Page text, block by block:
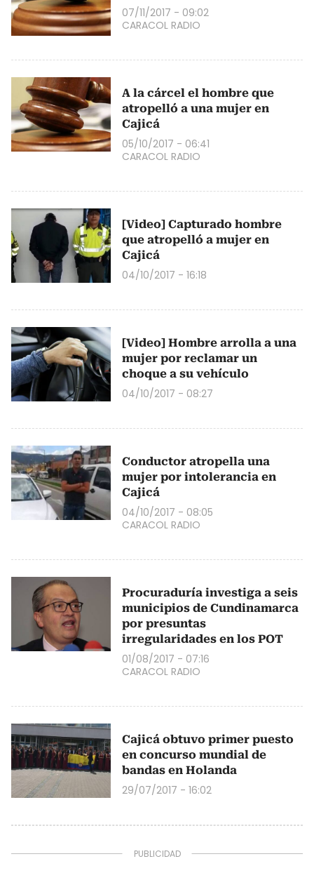
07/11/2017 - 09:02
CARACOL RADIO
A la cárcel el hombre que
atropelló a una mujer en
Cajicá
05/10/2017 - 06:41
CARACOL RADIO
[Video] Capturado hombre
que atropelló a mujer en
Cajicá
04/10/2017 - 16:18
[Video] Hombre arrolla a una
mujer por reclamar un
choque a su vehículo
04/10/2017 - 08:27
Conductor atropella una
mujer por intolerancia en
Cajicá
04/10/2017 - 08:05
CARACOL RADIO
Procuraduría investiga a seis
municipios de Cundinamarca
por presuntas
irregularidades en los POT
01/08/2017 - 07:16
CARACOL RADIO
Cajicá obtuvo primer puesto
en concurso mundial de
bandas en Holanda
29/07/2017 - 16:02